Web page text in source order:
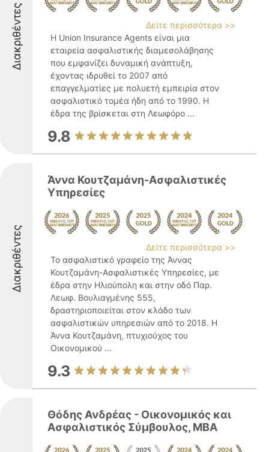
Διακριθέντες
Δείτε περισσότερα >>
Η Union Insurance Agents είναι μια
εταιρεία ασφαλιστικής διαμεσολάβησης
που εμφανίζει δυναμική ανάπτυξη,
έχοντας ιδρυθεί το 2007 από
επαγγελματίες με πολυετή εμπειρία στον
ασφαλιστικό τομέα ήδη από το 1990. Η
έδρα της βρίσκεται στη Λεωφόρο ...
9.8
Διακριθέντες
Άννα Κουτζαμάνη-Ασφαλιστικές
Υπηρεσίες
Δείτε περισσότερα >>
Το ασφαλιστικό γραφείο της Άννας
Κουτζαμάνη-Ασφαλιστικές Υπηρεσίες, με
έδρα στην Ηλιούπολη και στην οδό Παρ.
Λεωφ. Βουλιαγμένης 555,
δραστηριοποιείται στον κλάδο των
ασφαλιστικών υπηρεσιών από το 2018. Η
Άννα Κουτζαμάνη, πτυχιούχος του
Οικονομικού ...
9.3
Θόδης Ανδρέας - Οικονομικός και
Ασφαλιστικός Σύμβουλος, ΜΒΑ